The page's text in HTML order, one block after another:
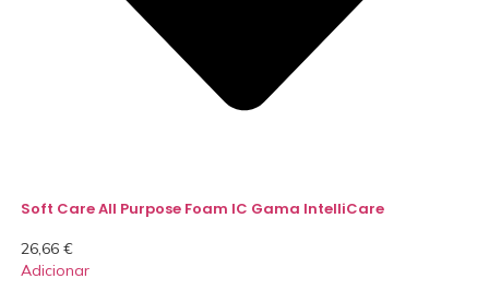
Soft Care All Purpose Foam IC Gama IntelliCare
26,66 €
Adicionar